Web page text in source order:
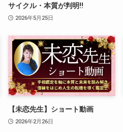
サイクル・本質が判明‼️
2026年5月25日
【未恋先生】ショート動画
2026年2月26日